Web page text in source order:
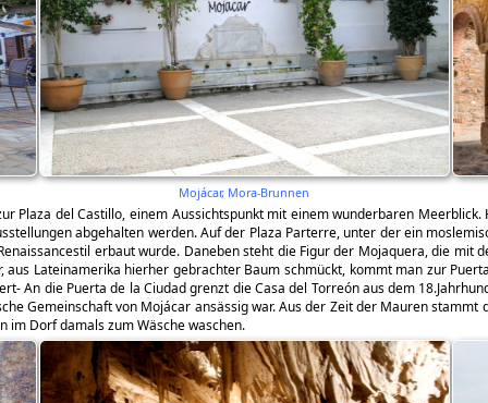
Mojácar, Mora-Brunnen
Plaza del Castillo, einem Aussichtspunkt mit einem wunderbaren
abgehalten werden. Auf der Plaza Parterre, unter der ein
erbaut wurde. Daneben steht die Figur der Mojaquera, die mit
Lateinamerika hierher gebrachter Baum schmückt, kommt man zur
An die Puerta de la Ciudad grenzt die Casa del Torreón aus dem
Gemeinschaft von Mojácar ansässig war. Aus der Zeit der Mauren stammt
im Dorf damals zum Wäsche waschen.